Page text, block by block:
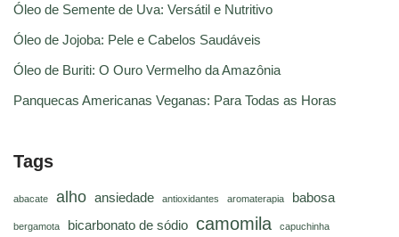
Óleo de Semente de Uva: Versátil e Nutritivo
Óleo de Jojoba: Pele e Cabelos Saudáveis
Óleo de Buriti: O Ouro Vermelho da Amazônia
Panquecas Americanas Veganas: Para Todas as Horas
Tags
abacate alho ansiedade antioxidantes aromaterapia babosa
bergamota bicarbonato de sódio camomila capuchinha